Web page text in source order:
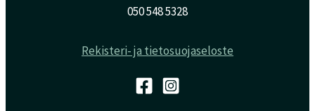
050 548 5328
Rekisteri- ja tietosuojaseloste